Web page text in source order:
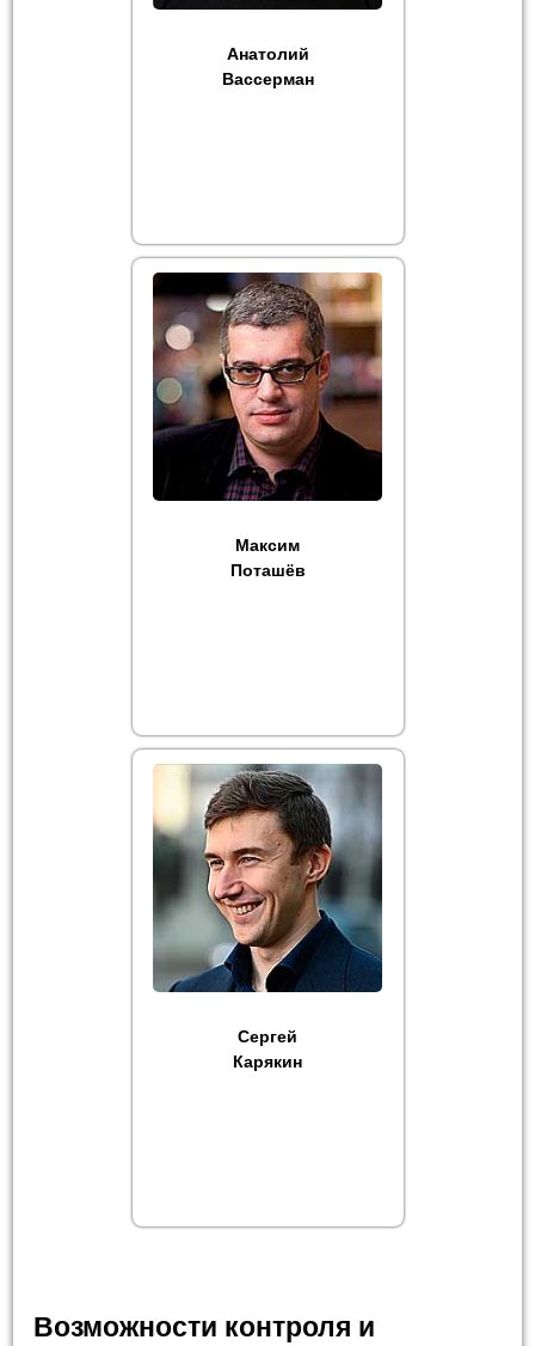
Анатолий
Вассерман
Максим
Поташёв
Сергей
Карякин
Возможности контроля и